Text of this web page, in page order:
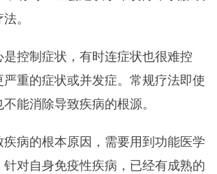
。
控制症状，有时连症状也很难控
重的症状或并发症。常规疗法即使
能消除导致疾病的根源。
病的根本原因，需要用到功能医学
对自身免疫性疾病，已经有成熟的